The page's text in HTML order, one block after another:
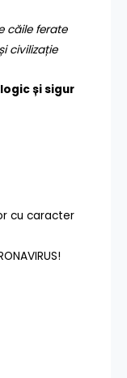
căile ferate
civilizație
și sigur
cu caracter